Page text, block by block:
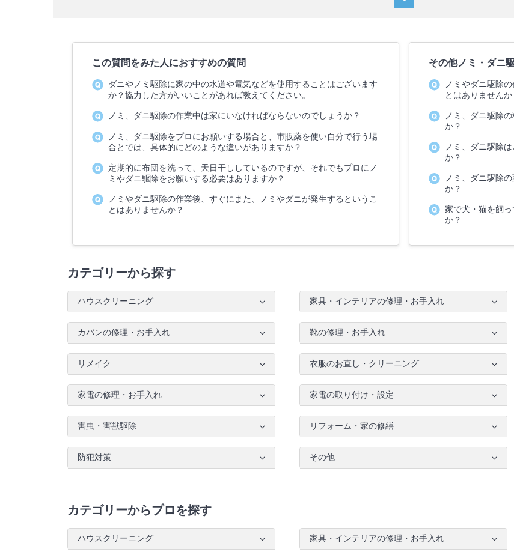
この質問をみた人におすすめの質問
ダニやノミ駆除に家の中の水道や電気などを使用することはございます
か？協力した方がいいことがあれば教えてください。
ノミ、ダニ駆除の作業中は家にいなければならないのでしょうか？
ノミ、ダニ駆除をプロにお願いする場合と、市販薬を使い自分で行う場
合とでは、具体的にどのような違いがありますか？
定期的に布団を洗って、天日干ししているのですが、それでもプロにノ
ミやダニ駆除をお願いする必要はありますか？
ノミやダニ駆除の作業後、すぐにまた、ノミやダニが発生するというこ
とはありませんか？
その他ノミ・ダニ
ノミやダニ駆除
とはありませんか
ノミ、ダニ駆除
か？
ノミ、ダニ駆除
か？
ノミ、ダニ駆除
か？
家で犬・猫を飼
か？
カテゴリーから探す
ハウスクリーニング 家具・インテリアの修理・お手入れ
カバンの修理・お手入れ 靴の修理・お手入れ
リメイク 衣服のお直し・クリーニング
家電の修理・お手入れ 家電の取り付け・設定
害虫・害獣駆除 リフォーム・家の修繕
防犯対策 その他
カテゴリーからプロを探す
ハウスクリーニング 家具・インテリアの修理・お手入れ